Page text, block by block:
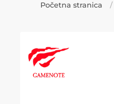
Početna stranica